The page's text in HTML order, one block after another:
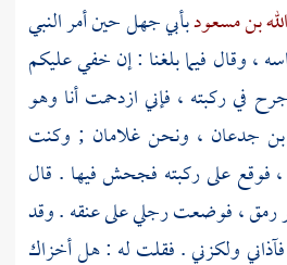
بن مسعودبأبي جهلحين أمر النبي
، وقال فيما بلغنا : إن خفي عليكم
جرح في ركبته ، فإني ازدحمت أنا وهو
بن جدعان ، ونحن غلامان ; وكنت
فوقع على ركبته فجحش فيها . قال
رمق ، فوضعت رجلي على عنقه . وقد
فآذاني ولكزني . فقلت له : هل أخزاك